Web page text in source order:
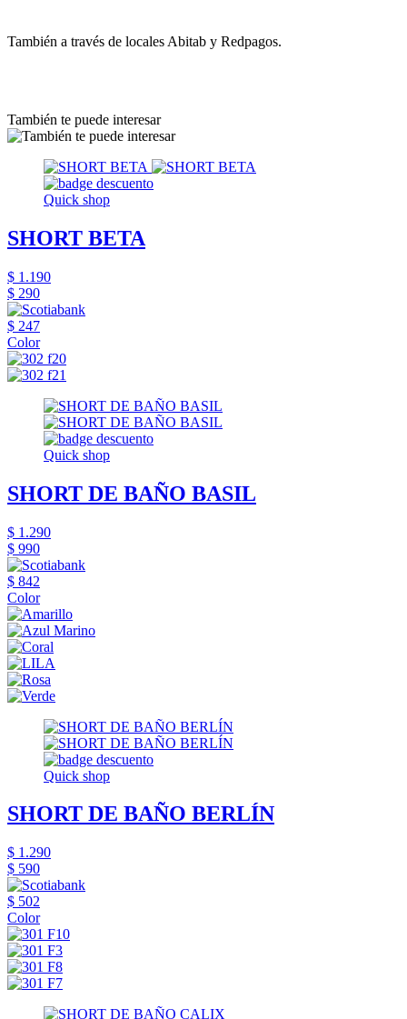
También a través de locales Abitab y Redpagos.
También te puede interesar
Quick shop
SHORT BETA
$ 1.190
$ 290
$ 247
Color
Quick shop
SHORT DE BAÑO BASIL
$ 1.290
$ 990
$ 842
Color
Quick shop
SHORT DE BAÑO BERLÍN
$ 1.290
$ 590
$ 502
Color